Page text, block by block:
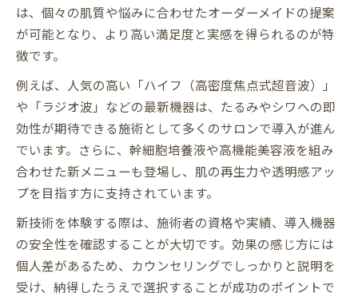
は、個々の肌質や悩みに合わせたオーダーメイドの提案
が可能となり、より高い満足度と実感を得られるのが特
徴です。
例えば、人気の高い「ハイフ（高密度焦点式超音波）」
や「ラジオ波」などの最新機器は、たるみやシワへの即
効性が期待できる施術として多くのサロンで導入が進ん
でいます。さらに、幹細胞培養液や高機能美容液を組み
合わせた新メニューも登場し、肌の再生力や透明感アッ
プを目指す方に支持されています。
新技術を体験する際は、施術者の資格や実績、導入機器
の安全性を確認することが大切です。効果の感じ方には
個人差があるため、カウンセリングでしっかりと説明を
受け、納得したうえで選択することが成功のポイントで